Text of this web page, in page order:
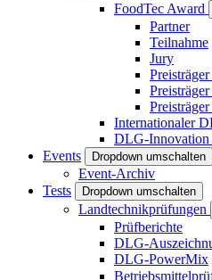
FoodTec Award
Partner
Teilnahme
Jury
Preisträger
Internationaler
DLG-Innovation
Events
Dropdown umschalten
Event-Archiv
Tests
Dropdown umschalten
Landtechnikprüfungen
Prüfberichte
DLG-
DLG-PowerMix